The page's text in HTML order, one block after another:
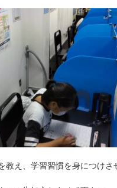
え、学習習慣を身につけさ